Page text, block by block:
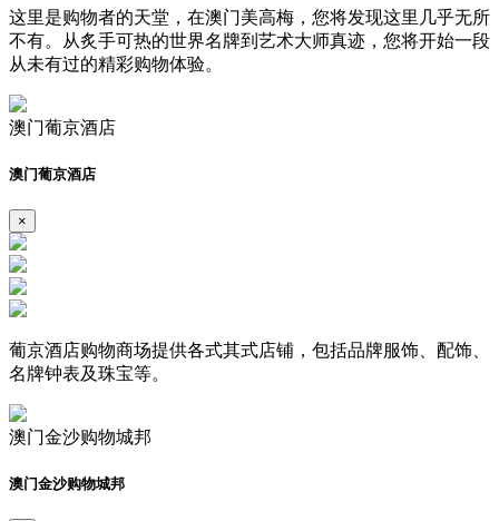
这里是购物者的天堂，在澳门美高梅，您将发现这里几乎无所
不有。从炙手可热的世界名牌到艺术大师真迹，您将开始一段
从未有过的精彩购物体验。
澳门葡京酒店
澳门葡京酒店
×
葡京酒店购物商场提供各式其式店铺，包括品牌服饰、配饰、
名牌钟表及珠宝等。
澳门金沙购物城邦
澳门金沙购物城邦